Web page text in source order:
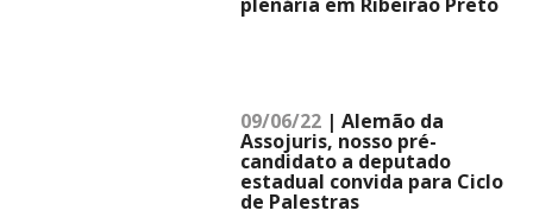
09/06/22 | Alemão da
Assojuris, nosso pré-
candidato a deputado
estadual convida para Ciclo
de Palestras